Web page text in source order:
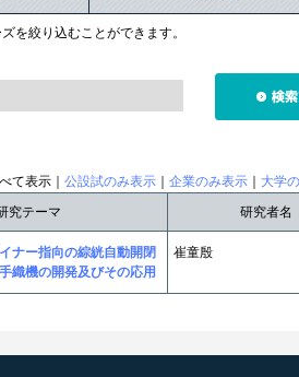
を絞り込むことができます。
て表示｜ 公設試のみ表示 企業のみ表示
大学
究テーマ 研究者名
ナー指向の綜絖自動開閉
織機の開発及びその応用
崔童殷